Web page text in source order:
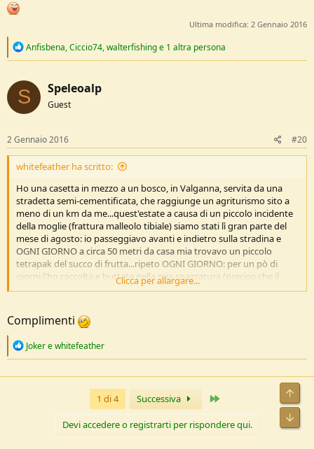
Ultima modifica: 2 Gennaio 2016
R
c
t
i
o
s
:
Anfisbena,Ciccio74,walterfishinge 1 altra persona
S Speleoalp
Guest
2 Gennaio 2016 #20
whitefeather ha scritto:
Ho una casetta in mezzo a un bosco, in Valganna, servita da una
stradetta semi-cementificata, che raggiunge un agriturismo sito a
meno di un km da me...quest'estate a causa di un piccolo incidente
della moglie (frattura malleolo tibiale) siamo stati lì gran parte del
mese di agosto: io passeggiavo avanti e indietro sulla stradina e
OGNI GIORNO a circa 50 metri da casa mia trovavo un piccolo
tetrapak del succo di frutta...ripeto OGNI GIORNO: per un pò di
giorni l'ho raccolta e buttata nella mia spazzatura (preciso che il
Comune dove è sita la casa NON svolge raccolta rifiuti, ci
plastica e "indifferenziata" che portiamo a casa a Milano) : poi ho
deciso che DOVEVO assolutamente conoscere il bel soggetto che
passava che ogni giorno passava di lì, quindi ho piazzato una "foto-
trappola" e ho aspettato...trovat il tetrapak quotidiano ho preso la
composta da mamma, papà e figlioletto...preso nota dell'ora mi
sono piazzato con una bel rastrello in mano sulla stradetta....e per
una settimana li ho guardati con aria poco cordiale loro mentre
intervenire....non ho più trovato nulla...
Clicca per allargare...
Complimenti
R
c
Jokerewhitefeather
1 di 4 Successiva
Devi accedere o registrarti per rispondere qui.